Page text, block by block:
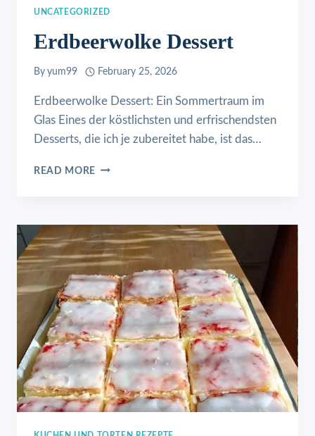
UNCATEGORIZED
Erdbeerwolke Dessert
By yum99 February 25, 2026
Erdbeerwolke Dessert: Ein Sommertraum im
Glas Eines der köstlichsten und erfrischendsten
Desserts, die ich je zubereitet habe, ist das…
READ MORE ERDBEERWOLKE